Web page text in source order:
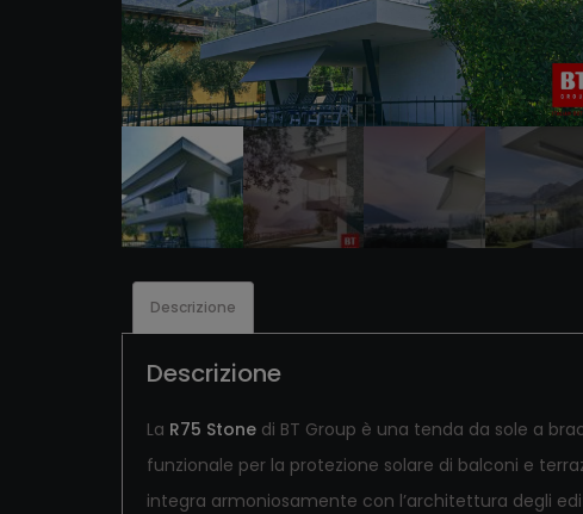
Descrizione
Descrizione
La R75 Stone di BT Group è una tenda da sole a
funzionale per la protezione solare di balconi e
integra armoniosamente con l’architettura degli